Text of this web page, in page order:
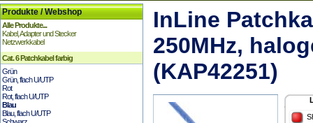
Produkte / Webshop
Alle Produkte...
Kabel, Adapter und Stecker
Netzwerkkabel
Cat. 6 Patchkabel farbig
Grün
Grün, flach U/UTP
Rot
Rot, flach U/UTP
Blau
Blau, flach U/UTP
InLine
250MHz,
(KAP42251)